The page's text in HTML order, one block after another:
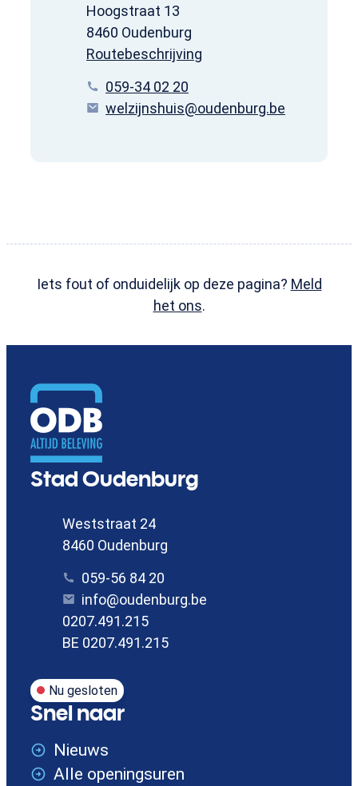
AdresHoogstraat 13
,8460 Oudenburg
Routebeschrijving
059-34 02 20
E-mail
welzijnshuis@oudenburg.be
Iets fout of onduidelijk op deze pagina? Meld
het ons.
Contact
Stad Oudenburg
Nu gesloten
AdresWeststraat 24
,8460 Oudenburg
059-56 84 20
E-mail
info@oudenburg.be
Ondernemingsnummer
0207.491.215
BTW nr.BE 0207.491.215
Snel naar
Nieuws
Alle openingsuren